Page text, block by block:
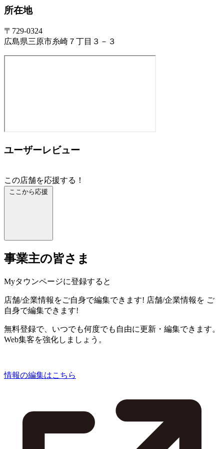
所在地
〒729-0324
広島県三原市糸崎７丁目３－３
ユーザーレビュー
この店舗を応援する！
ここから応援
事業主の皆さま
Myタウンページに登録すると
店舗/企業情報をご自身で編集できます! 店舗/企業情報を ご
自身で編集できます!
無料登録で、いつでも何度でも自由に更新・編集できます。
Web集客を強化しましょう。
情報の編集はこちら